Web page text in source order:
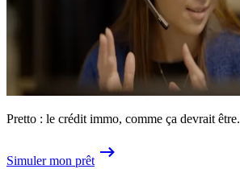
Pretto : le crédit immo, comme ça devrait être.
Simuler mon prêt